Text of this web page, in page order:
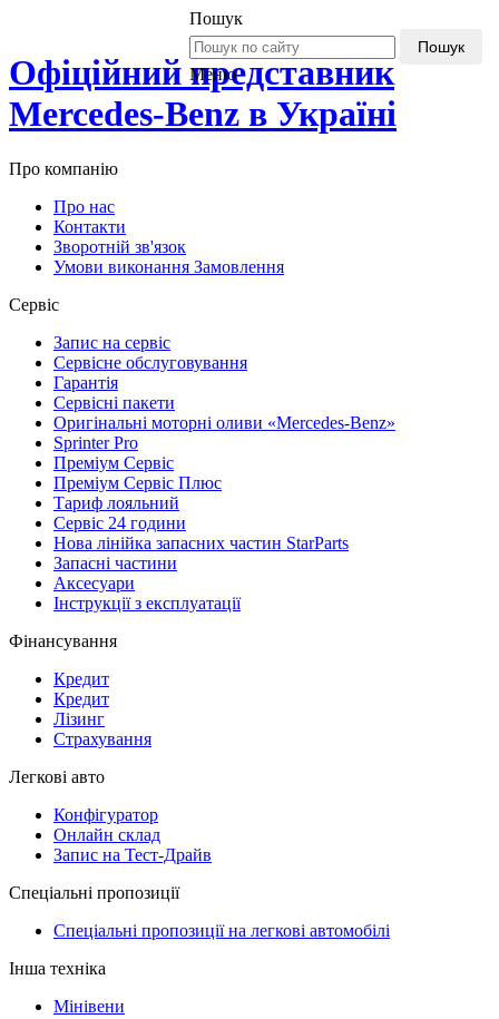
Офіційний представник
Mercedes-Benz в Україні
Пошук
Пошук
Меню
Про компанію
Про нас
Контакти
Зворотній зв'язок
Умови виконання Замовлення
Сервіс
Запис на сервіс
Сервісне обслуговування
Гарантія
Сервісні пакети
Оригінальні моторні оливи «Mercedes-Benz»
Sprinter Pro
Преміум Сервіс
Преміум Сервіс Плюс
Тариф лояльний
Сервіс 24 години
Нова лінійка запасних частин StarParts
Запасні частини
Аксесуари
Інструкції з експлуатації
Фінансування
Кредит
Кредит
Лізинг
Страхування
Легкові авто
Конфігуратор
Онлайн склад
Запис на Тест-Драйв
Спеціальні пропозиції
Спеціальні пропозиції на легкові автомобілі
Інша техніка
Мінівени